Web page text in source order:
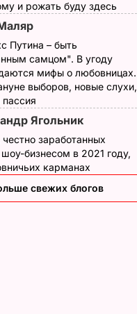
и рожать буду здесь
Путина – быть
самцом". В угоду
мифы о любовницах.
выборов, новые слухи,
Ягольник
заработанных
бизнесом в 2021 году,
карманах
свежих блогов